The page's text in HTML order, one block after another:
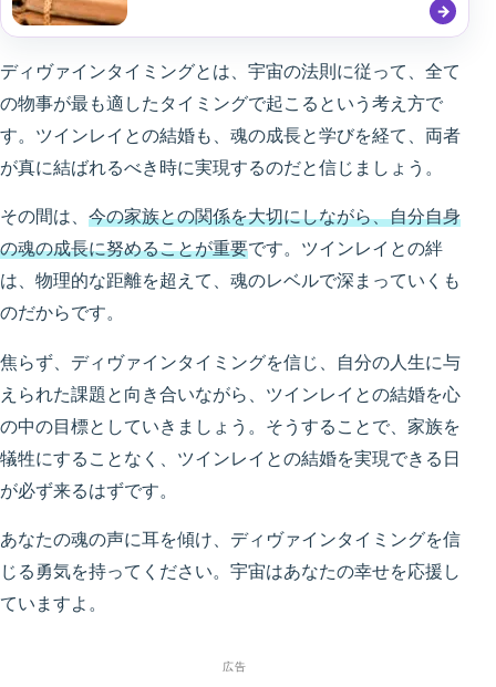
ディヴァインタイミングとは、宇宙の法則に従って、全て
の物事が最も適したタイミングで起こるという考え方で
す。ツインレイとの結婚も、魂の成長と学びを経て、両者
が真に結ばれるべき時に実現するのだと信じましょう。
その間は、 今の家族との関係を大切にしながら、自分自身
の魂の成長に努めることが重要です。ツインレイとの絆
は、物理的な距離を超えて、魂のレベルで深まっていくも
のだからです。
焦らず、ディヴァインタイミングを信じ、自分の人生に与
えられた課題と向き合いながら、ツインレイとの結婚を心
の中の目標としていきましょう。そうすることで、家族を
犠牲にすることなく、ツインレイとの結婚を実現できる日
が必ず来るはずです。
あなたの魂の声に耳を傾け、ディヴァインタイミングを信
じる勇気を持ってください。宇宙はあなたの幸せを応援し
ていますよ。
広告